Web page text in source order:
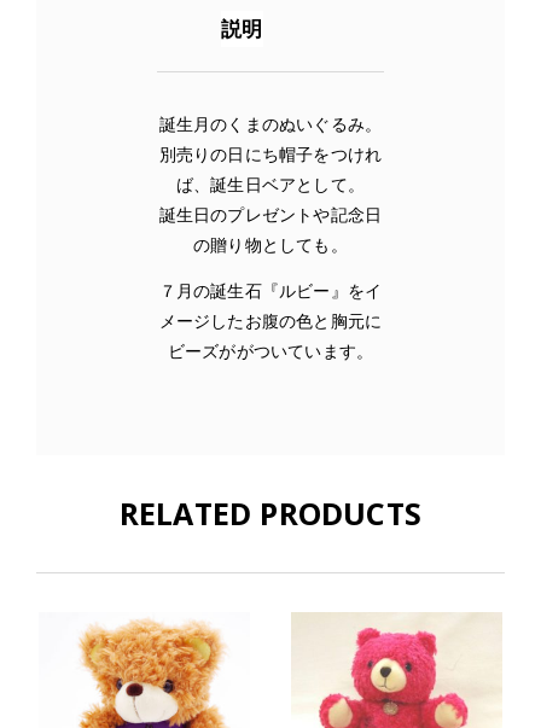
説明
誕生月のくまのぬいぐるみ。
別売りの日にち帽子をつけれ
ば、誕生日ベアとして。
誕生日のプレゼントや記念日
の贈り物としても。
７月の誕生石『ルビー』をイ
メージしたお腹の色と胸元に
ビーズががついています。
RELATED PRODUCTS